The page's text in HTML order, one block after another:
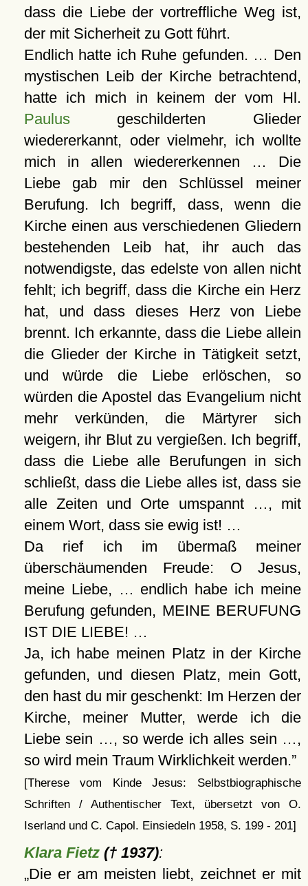
dass die Liebe der vortreffliche Weg ist,
der mit Sicherheit zu Gott führt.
Endlich hatte ich Ruhe gefunden. … Den
mystischen Leib der Kirche betrachtend,
hatte ich mich in keinem der vom Hl.
Paulusgeschilderten Glieder
wiedererkannt, oder vielmehr, ich wollte
mich in allen wiedererkennen … Die
Liebe gab mir den Schlüssel meiner
Berufung. Ich begriff, dass, wenn die
Kirche einen aus verschiedenen Gliedern
bestehenden Leib hat, ihr auch das
notwendigste, das edelste von allen nicht
fehlt; ich begriff, dass die Kirche ein Herz
hat, und dass dieses Herz von Liebe
brennt. Ich erkannte, dass die Liebe allein
die Glieder der Kirche in Tätigkeit setzt,
und würde die Liebe erlöschen, so
würden die Apostel das Evangelium nicht
mehr verkünden, die Märtyrer sich
weigern, ihr Blut zu vergießen. Ich begriff,
dass die Liebe alle Berufungen in sich
schließt, dass die Liebe alles ist, dass sie
alle Zeiten und Orte umspannt …, mit
einem Wort, dass sie ewig ist! …
Da rief ich im übermaß meiner
überschäumenden Freude: O Jesus,
meine Liebe, … endlich habe ich meine
Berufung gefunden, MEINE BERUFUNG
IST DIE LIEBE! …
Ja, ich habe meinen Platz in der Kirche
gefunden, und diesen Platz, mein Gott,
den hast du mir geschenkt: Im Herzen der
Kirche, meiner Mutter, werde ich die
Liebe sein …, so werde ich alles sein …,
so wird mein Traum Wirklichkeit werden.
[Therese vom Kinde Jesus: Selbstbiographische
Schriften / Authentischer Text, übersetzt von O.
Iserland und C. Capol. Einsiedeln 1958, S. 199 - 201]
Klara Fietz(† 1937):
Die er am meisten liebt, zeichnet er mit